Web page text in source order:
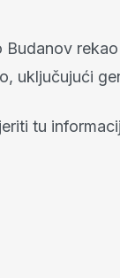
uključujući
tu